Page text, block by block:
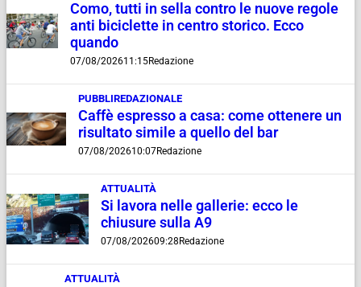
Como, tutti in sella contro le nuove regole
anti biciclette in centro storico. Ecco
quando
07/08/202611:15Redazione
PUBBLIREDAZIONALE
Caffè espresso a casa: come ottenere un
risultato simile a quello del bar
07/08/202610:07Redazione
ATTUALITÀ
Si lavora nelle gallerie: ecco le
chiusure sulla A9
07/08/202609:28 Redazione
ATTUALITÀ